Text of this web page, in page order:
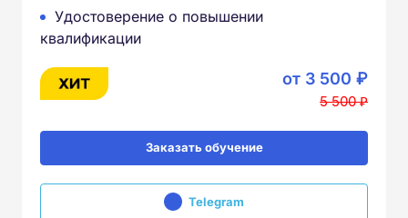
Удостоверение о повышении
квалификации
от 3 500 ₽
5 500 ₽
Заказать обучение
Telegram